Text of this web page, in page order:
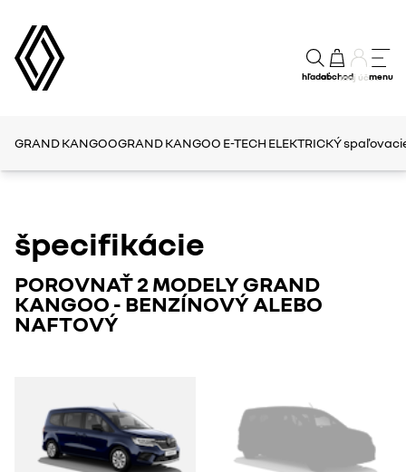
hľadaťobchodmôj účetmenu
GRAND KANGOOGRAND KANGOO E-TECH ELEKTRICKÝ
špecifikácie
POROVNAŤ 2 MODELY GRAND
KANGOO - BENZÍNOVÝ ALEBO
NAFTOVÝ